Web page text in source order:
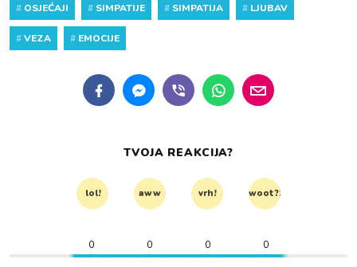
# OSJEĆAJI # SIMPATIJE # SIMPATIJA # LJUBAV
#VEZA # EMOCIJE
TVOJA REAKCIJA?
lol! aww vrh! woot?!
0 0 0 0